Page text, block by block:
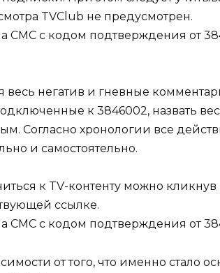
TVClub не предусмотрен.
весь негатив и гневные
к 3846002, назвать
Согласно хронологии все
и самостоятельно.
к TV-контенту можно
ссылке.
от того, что именно стало